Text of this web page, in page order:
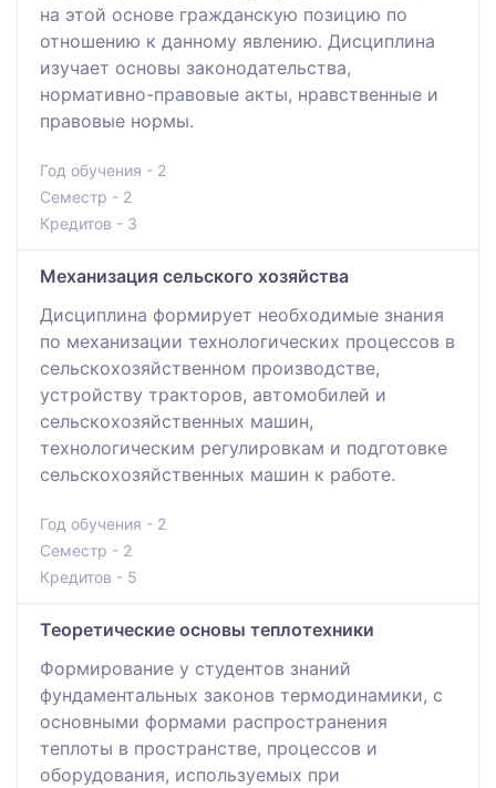
на этой основе гражданскую позицию по
отношению к данному явлению. Дисциплина
изучает основы законодательства,
нормативно-правовые акты, нравственные и
правовые нормы.
Год обучения - 2
Семестр - 2
Кредитов - 3
Механизация сельского хозяйства
Дисциплина формирует необходимые знания
по механизации технологических процессов в
сельскохозяйственном производстве,
устройству тракторов, автомобилей и
сельскохозяйственных машин,
технологическим регулировкам и подготовке
сельскохозяйственных машин к работе.
Год обучения - 2
Семестр - 2
Кредитов - 5
Теоретические основы теплотехники
Формирование у студентов знаний
фундаментальных законов термодинамики, с
основными формами распространения
теплоты в пространстве, процессов и
оборудования, используемых при